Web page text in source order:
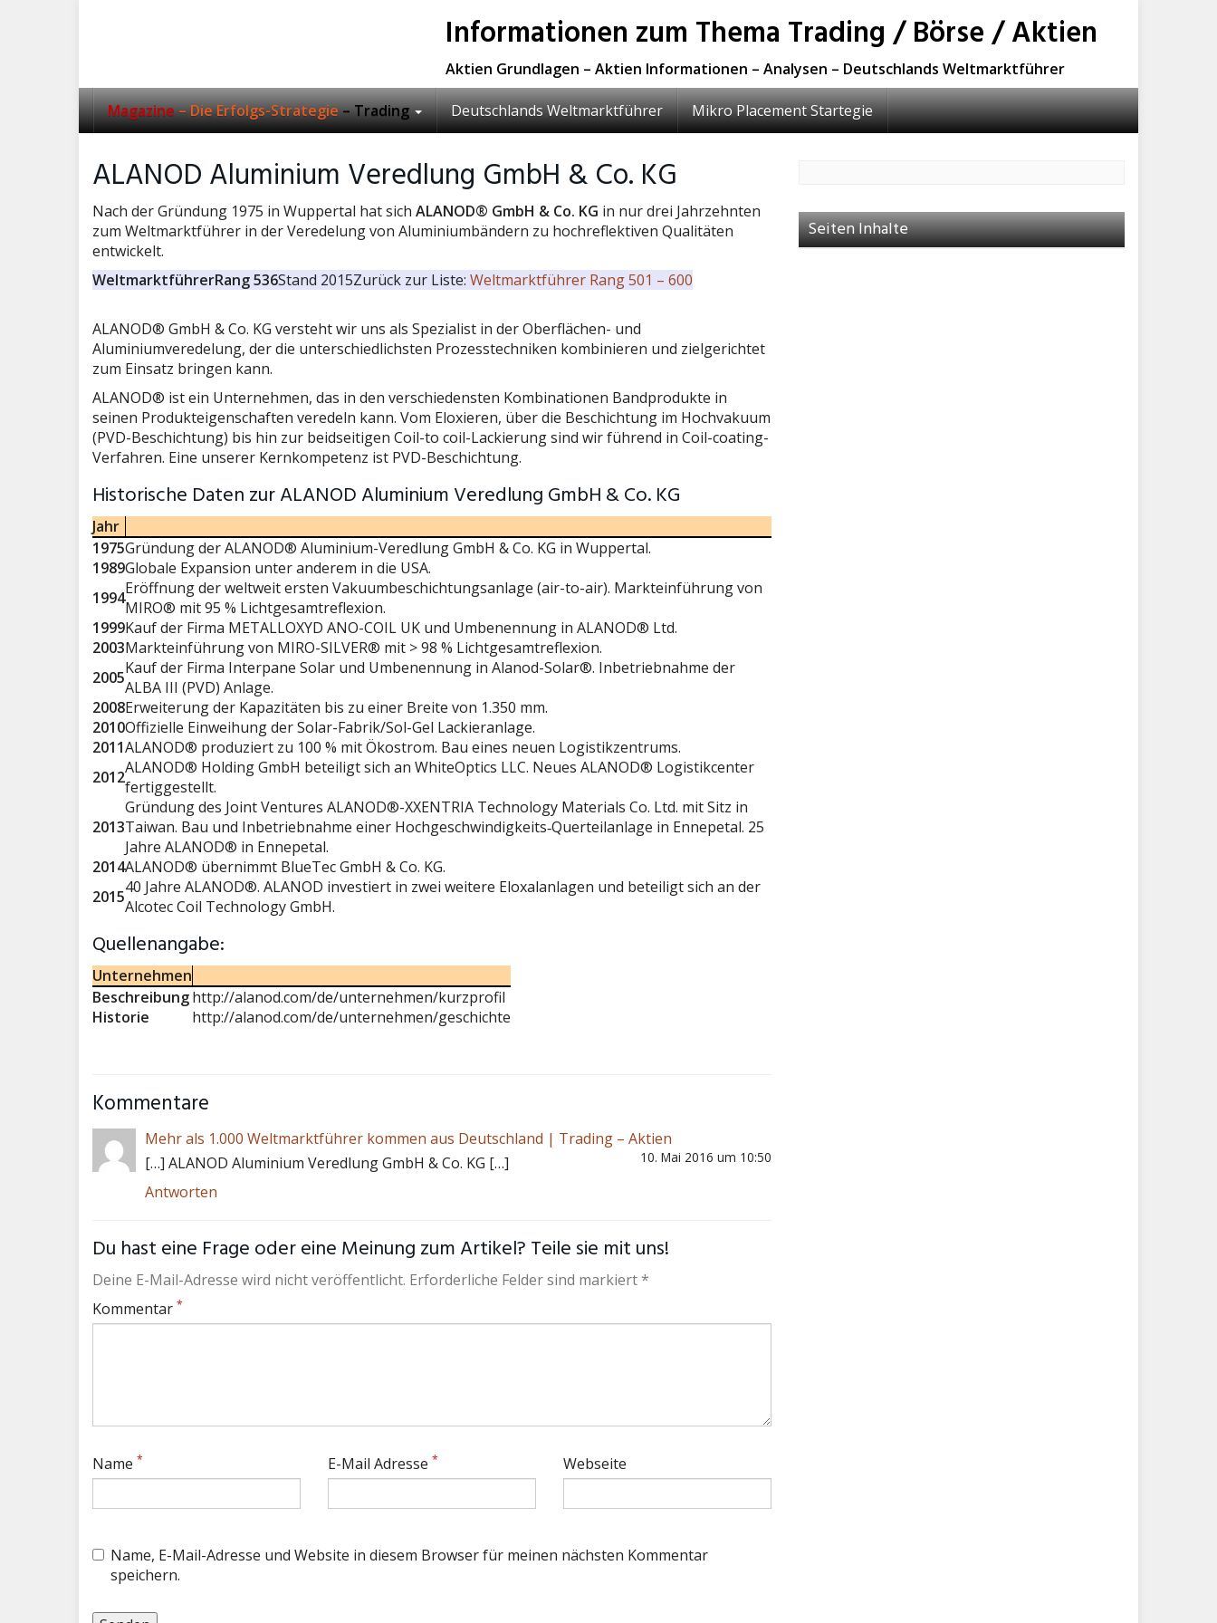
Informationen zum Thema Trading / Börse / Aktien
Aktien Grundlagen – Aktien Informationen – Analysen – Deutschlands Weltmarktführer
Magazine– Die Erfolgs-Strategie– Trading Deutschlands Weltmarktführer Mikro Placement Startegie
ALANOD Aluminium Veredlung GmbH & Co. KG
Nach der Gründung 1975 in Wuppertal hat sich ALANOD® GmbH & Co. KG in nur drei Jahrzehnten
zum Weltmarktführer in der Veredelung von Aluminiumbändern zu hochreflektiven Qualitäten
entwickelt.
WeltmarktführerRang 536Stand 2015Zurück zur Liste: Weltmarktführer Rang 501 – 600
ALANOD® GmbH & Co. KG versteht wir uns als Spezialist in der Oberflächen- und
Aluminiumveredelung, der die unterschiedlichsten Prozesstechniken kombinieren und zielgerichtet
zum Einsatz bringen kann.
ALANOD® ist ein Unternehmen, das in den verschiedensten Kombinationen Bandprodukte in
seinen Produkteigenschaften veredeln kann. Vom Eloxieren, über die Beschichtung im Hochvakuum
(PVD-Beschichtung) bis hin zur beidseitigen Coil-to coil-Lackierung sind wir führend in Coil-coating-
Verfahren. Eine unserer Kernkompetenz ist PVD-Beschichtung.
Historische Daten zur ALANOD Aluminium Veredlung GmbH & Co. KG
Jahr
1975Gründung der ALANOD® Aluminium-Veredlung GmbH & Co. KG in Wuppertal.
1989Globale Expansion unter anderem in die USA.
1994Eröffnung der weltweit ersten Vakuumbeschichtungsanlage (air-to-air). Markteinführung von
MIRO® mit 95 % Lichtgesamtreflexion.
1999Kauf der Firma METALLOXYD ANO-COIL UK und Umbenennung in ALANOD® Ltd.
2003Markteinführung von MIRO-SILVER® mit > 98 % Lichtgesamtreflexion.
2005Kauf der Firma Interpane Solar und Umbenennung in Alanod-Solar®. Inbetriebnahme der
ALBA III (PVD) Anlage.
2008Erweiterung der Kapazitäten bis zu einer Breite von 1.350 mm.
2010Offizielle Einweihung der Solar-Fabrik/Sol-Gel Lackieranlage.
2011ALANOD® produziert zu 100 % mit Ökostrom. Bau eines neuen Logistikzentrums.
2012ALANOD® Holding GmbH beteiligt sich an WhiteOptics LLC. Neues ALANOD® Logistikcenter
fertiggestellt.
2013
Gründung des Joint Ventures ALANOD®-XXENTRIA Technology Materials Co. Ltd. mit Sitz in
Taiwan. Bau und Inbetriebnahme einer Hochgeschwindigkeits‐Querteilanlage in Ennepetal. 25
Jahre ALANOD® in Ennepetal.
2014ALANOD® übernimmt BlueTec GmbH & Co. KG.
201540 Jahre ALANOD®. ALANOD investiert in zwei weitere Eloxalanlagen und beteiligt sich an der
Alcotec Coil Technology GmbH.
Quellenangabe:
Unternehmen
Beschreibunghttp://alanod.com/de/unternehmen/kurzprofil
Historie
http://alanod.com/de/unternehmen/geschichte
Kommentare
Mehr als 1.000 Weltmarktführer kommen aus Deutschland | Trading – Aktien
10. Mai 2016 um 10:50
[…] ALANOD Aluminium Veredlung GmbH & Co. KG […]
Antworten
Du hast eine Frage oder eine Meinung zum Artikel? Teile sie mit uns!
Deine E-Mail-Adresse wird nicht veröffentlicht. Erforderliche Felder sind markiert *
Kommentar *
Name * E-Mail Adresse * Webseite
Name, E-Mail-Adresse und Website in diesem Browser für meinen nächsten Kommentar
speichern.
Seiten Inhalte